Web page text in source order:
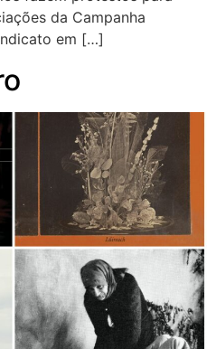
da Campanha
em […]